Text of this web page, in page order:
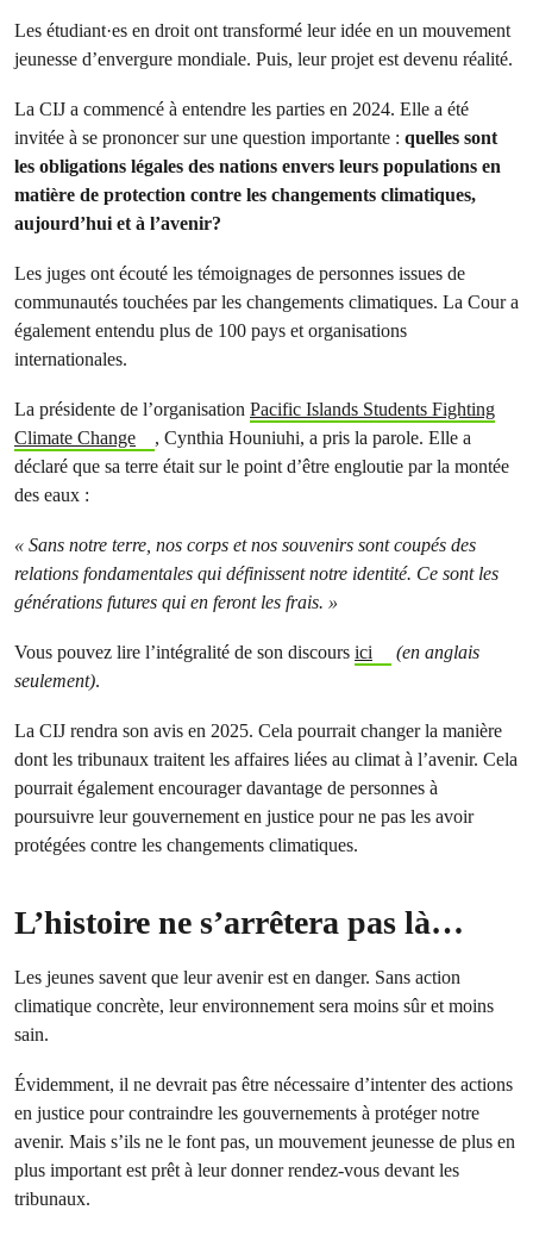
Les étudiant·es en droit ont transformé leur idée en un mouvement
jeunesse d’envergure mondiale. Puis, leur projet est devenu réalité.
La CIJ a commencé à entendre les parties en 2024. Elle a été
invitée à se prononcer sur une question importante : quelles sont
les obligations légales des nations envers leurs populations en
matière de protection contre les changements climatiques,
aujourd’hui et à l’avenir?
Les juges ont écouté les témoignages de personnes issues de
communautés touchées par les changements climatiques. La Cour a
également entendu plus de 100 pays et organisations
internationales.
La présidente de l’organisation Pacific Islands Students Fighting
Climate Change
, Cynthia Houniuhi, a pris la parole. Elle a
déclaré que sa terre était sur le point d’être engloutie par la montée
des eaux :
« Sans notre terre, nos corps et nos souvenirs sont coupés des
relations fondamentales qui définissent notre identité. Ce sont les
générations futures qui en feront les frais. »
Vous pouvez lire l’intégralité de son discours ici
(en anglais
seulement).
La CIJ rendra son avis en 2025. Cela pourrait changer la manière
dont les tribunaux traitent les affaires liées au climat à l’avenir. Cela
pourrait également encourager davantage de personnes à
poursuivre leur gouvernement en justice pour ne pas les avoir
protégées contre les changements climatiques.
L’histoire ne s’arrêtera pas là…
Les jeunes savent que leur avenir est en danger. Sans action
climatique concrète, leur environnement sera moins sûr et moins
sain.
Évidemment, il ne devrait pas être nécessaire d’intenter des actions
en justice pour contraindre les gouvernements à protéger notre
avenir. Mais s’ils ne le font pas, un mouvement jeunesse de plus en
plus important est prêt à leur donner rendez-vous devant les
tribunaux.